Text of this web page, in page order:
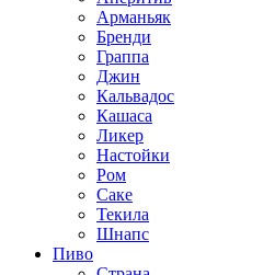
Арманьяк
Бренди
Граппа
Джин
Кальвадос
Кашаса
Ликер
Настойки
Ром
Саке
Текила
Шнапс
Пиво